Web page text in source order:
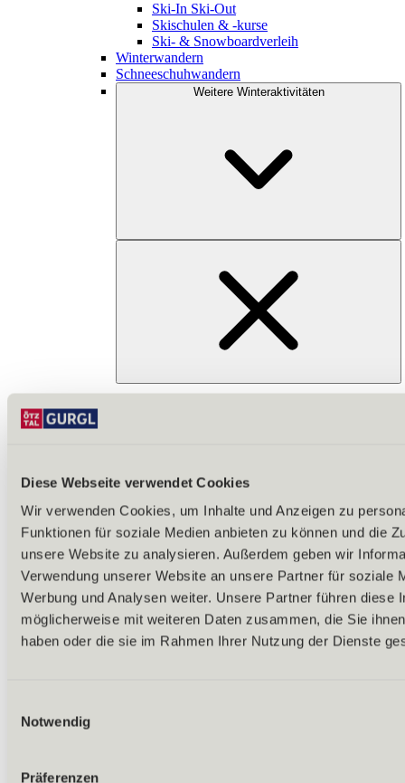
Diese Webseite verwendet Cookies
Wir verwenden Cookies, um Inhalte und Anzeigen zu
Funktionen für soziale Medien anbieten zu können und die
unsere Website zu analysieren. Außerdem geben wir
Verwendung unserer Website an unsere Partner für soziale
Werbung und Analysen weiter. Unsere Partner führen diese
möglicherweise mit weiteren Daten zusammen, die Sie
haben oder die sie im Rahmen Ihrer Nutzung der Dienste
Notwendig
Präferenzen
Ski-In Ski-Out
Skischulen & -kurse
Ski- & Snowboardverleih
Winterwandern
Schneeschuhwandern
Weitere Winteraktivitäten